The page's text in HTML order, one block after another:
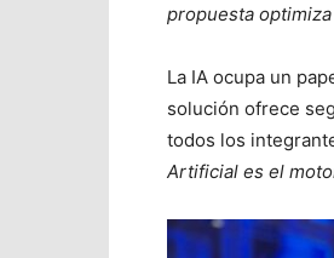
propuesta
La IA ocupa un
solución ofrece
todos los
Artificial es el